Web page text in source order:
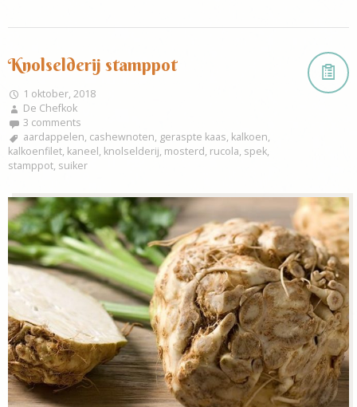
Knolselderij stamppot
1 oktober, 2018
De Chefkok
3 comments
aardappelen, cashewnoten, geraspte kaas, kalkoen,
kalkoenfilet, kaneel, knolselderij, mosterd, rucola, spek,
stamppot, suiker